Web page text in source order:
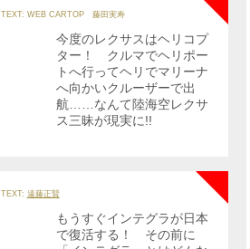
TEXT: WEB CARTOP 藤田実寿
今度のレクサスはヘリコプ
ター！ クルマでヘリポー
トへ行ってヘリでマリーナ
へ向かいクルーザーで出
航……なんて陸海空レクサ
ス三昧が現実に!!
TEXT: 遠藤正賢
もうすぐインテグラが日本
で復活する！ その前に